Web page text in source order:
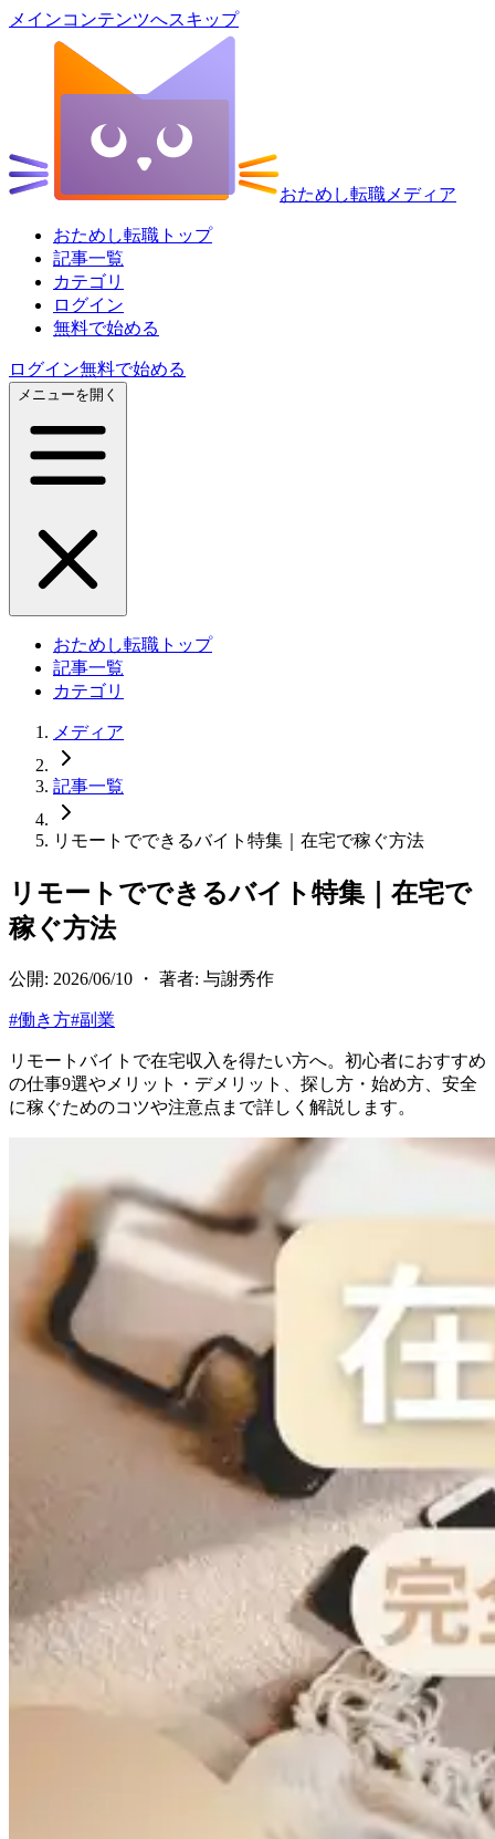
メインコンテンツへスキップ
おためし転職メディア
おためし転職トップ
記事一覧
カテゴリ
ログイン
無料で始める
ログイン無料で始める
メニューを開く
おためし転職トップ
記事一覧
カテゴリ
メディア
記事一覧
リモートでできるバイト特集｜在宅で稼ぐ方法
リモートでできるバイト特集｜在宅で
稼ぐ方法
公開: 2026/06/10 ・ 著者: 与謝秀作
#働き方#副業
リモートバイトで在宅収入を得たい方へ。初心者におすすめ
の仕事9選やメリット・デメリット、探し方・始め方、安全
に稼ぐためのコツや注意点まで詳しく解説します。